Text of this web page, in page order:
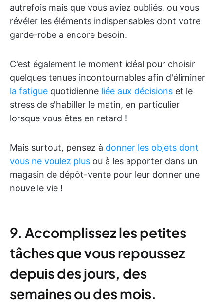
autrefois mais que vous aviez oubliés, ou vous
révéler les éléments indispensables dont votre
garde-robe a encore besoin.
C'est également le moment idéal pour choisir
quelques tenues incontournables afin d'éliminer
la fatigue quotidienne liée aux décisions et le
stress de s'habiller le matin, en particulier
lorsque vous êtes en retard !
Mais surtout, pensez à donner les objets dont
vous ne voulez plus ou à les apporter dans un
magasin de dépôt-vente pour leur donner une
nouvelle vie !
9. Accomplissez les petites
tâches que vous repoussez
depuis des jours, des
semaines ou des mois.